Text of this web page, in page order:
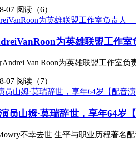
07 阅读（6）
为英雄联盟工作
Andrei Van Roon为英雄联盟工作室
07 阅读（7）
员山姆·莫瑞辞世，享年64岁
不幸去世 生平与职业历程著名